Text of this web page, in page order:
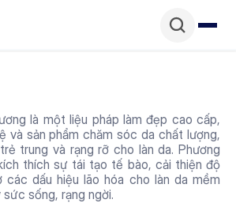
là một liệu pháp làm đẹp cao cấp,
và sản phẩm chăm sóc da chất lượng,
trung và rạng rỡ cho làn da. Phương
thích sự tái tạo tế bào, cải thiện độ
các dấu hiệu lão hóa cho làn da mềm
sức sống, rạng ngời.